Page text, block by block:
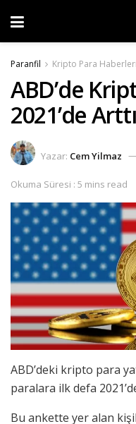
Paranfil Kripto Para Haberleri
ABD’de
2021’de Arttı
Yazar: Cem Yilmaz
Okuma Süresi : 5 mins read
ABD’deki kripto para
paralara ilk defa
Bu ankette yer alan